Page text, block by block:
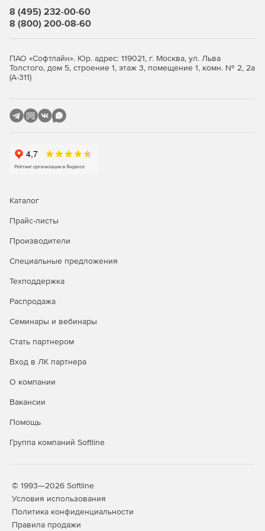
GeoniCS изначально настроен под зафиксированные
в российских нормативных документах требования к
инженерных коммуникаций и правил трассировки)
предоставляют пользователю гибкие инструменты
данных открыты, пользователь может пополнять их
собственными наработками.
модели поверхности и инженерных сетей,
встроены в общую информационную модель
Купите nanoCAD GeoniCS 26 в нашем интернет-
8 (495) 232-00-60
8 (800) 200-08-60
ПАО «Софтлайн». Юр. адрес: 119021, г. Москва, ул. Льва
Толстого, дом 5, строение 1, этаж 3, помещение 1, комн. № 2, 2а
(А-311)
Каталог
Прайс-листы
Производители
Специальные предложения
Техподдержка
Распродажа
Семинары и вебинары
Стать партнером
Вход в ЛК партнера
О компании
Вакансии
Помощь
Группа компаний Softline
© 1993—2026 Softline
Условия использования
Политика конфиденциальности
Правила продажи